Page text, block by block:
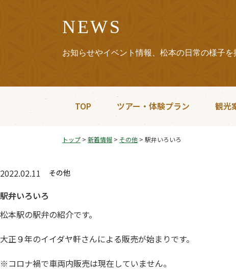
NEWS
お知らせやイベント情報、松本の日常の様子を
TOP ツアー・体験プラン 観光
トップ > 新着情報 > その他 > 駅弁いろいろ
2022.02.11 その他
駅弁いろいろ
松本駅の駅弁の紹介です。
大正９年のイイダヤ軒さんによる販売が始まりです。
※コロナ禍で車両内販売は現在していません。